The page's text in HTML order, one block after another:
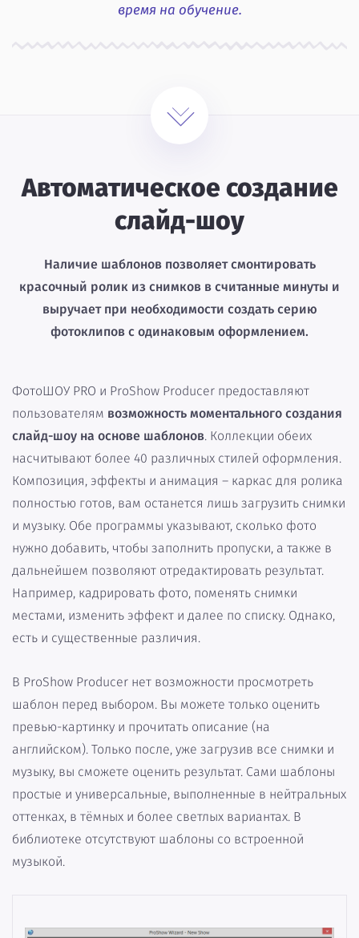
время на обучение.
Автоматическое создание
слайд-шоу
Наличие шаблонов позволяет смонтировать
красочный ролик из снимков в считанные минуты и
выручает при необходимости создать серию
фотоклипов с одинаковым оформлением.
ФотоШОУ PRO и ProShow Producer предоставляют
пользователям возможность моментального создания
слайд-шоу на основе шаблонов. Коллекции обеих
насчитывают более 40 различных стилей оформления.
Композиция, эффекты и анимация – каркас для ролика
полностью готов, вам останется лишь загрузить снимки
и музыку. Обе программы указывают, сколько фото
нужно добавить, чтобы заполнить пропуски, а также в
дальнейшем позволяют отредактировать результат.
Например, кадрировать фото, поменять снимки
местами, изменить эффект и далее по списку. Однако,
есть и существенные различия.
В ProShow Producer нет возможности просмотреть
шаблон перед выбором. Вы можете только оценить
превью-картинку и прочитать описание (на
английском). Только после, уже загрузив все снимки и
музыку, вы сможете оценить результат. Сами шаблоны
простые и универсальные, выполненные в нейтральных
оттенках, в тёмных и более светлых вариантах. В
библиотеке отсутствуют шаблоны со встроенной
музыкой.